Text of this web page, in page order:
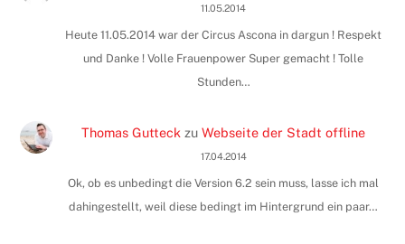
11.05.2014
Heute 11.05.2014 war der Circus Ascona in dargun ! Respekt
und Danke ! Volle Frauenpower Super gemacht ! Tolle
Stunden…
Thomas Gutteck zuWebseite der Stadt offline
17.04.2014
Ok, ob es unbedingt die Version 6.2 sein muss, lasse ich mal
dahingestellt, weil diese bedingt im Hintergrund ein paar…